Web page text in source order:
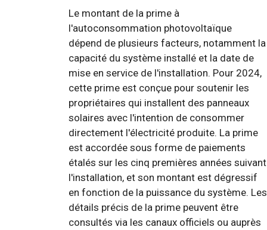
Le montant de la prime à
l'autoconsommation photovoltaïque
dépend de plusieurs facteurs, notamment la
capacité du système installé et la date de
mise en service de l'installation. Pour 2024,
cette prime est conçue pour soutenir les
propriétaires qui installent des panneaux
solaires avec l'intention de consommer
directement l'électricité produite. La prime
est accordée sous forme de paiements
étalés sur les cinq premières années suivant
l'installation, et son montant est dégressif
en fonction de la puissance du système. Les
détails précis de la prime peuvent être
consultés via les canaux officiels ou auprès